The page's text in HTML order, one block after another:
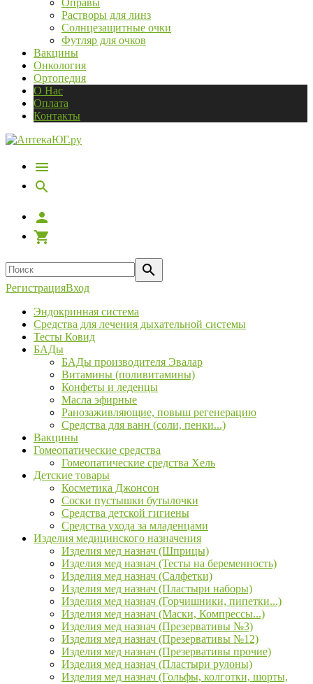
Оправы
Растворы для линз
Солнцезащитные очки
Футляр для очков
Вакцины
Онкология
Ортопедия
О Нас
Оплата
Контакты
РегистрацияВход
Эндокринная система
Средства для лечения дыхательной системы
Тесты Ковид
БАДы
БАДы производителя Эвалар
Витамины (поливитамины)
Конфеты и леденцы
Масла эфирные
Ранозаживляющие, повыш регенерацию
Средства для ванн (соли, пенки...)
Вакцины
Гомеопатические средства
Гомеопатические средства Хель
Детские товары
Косметика Джонсон
Соски пустышки бутылочки
Средства детской гигиены
Средства ухода за младенцами
Изделия медицинского назначения
Изделия мед назнач (Шприцы)
Изделия мед назнач (Тесты на беременность)
Изделия мед назнач (Салфетки)
Изделия мед назнач (Пластыри наборы)
Изделия мед назнач (Горчишники, пипетки...)
Изделия мед назнач (Маски, Компрессы...)
Изделия мед назнач (Презервативы №3)
Изделия мед назнач (Презервативы №12)
Изделия мед назнач (Презервативы прочие)
Изделия мед назнач (Пластыри рулоны)
Изделия мед назнач (Гольфы, колготки, шорты,